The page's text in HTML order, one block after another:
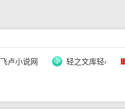
飞卢小说网 轻之文库轻小说